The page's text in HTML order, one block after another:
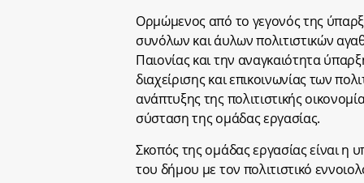
Ορμώμενος από το γεγονός της
συνόλων και άυλων πολιτιστικών
Παιονίας και την αναγκαιότητα
διαχείρισης και επικοινωνίας των
ανάπτυξης της πολιτιστικής
σύσταση της ομάδας εργασίας.
Σκοπός της ομάδας εργασίας είναι η
του δήμου με τον πολιτιστικό